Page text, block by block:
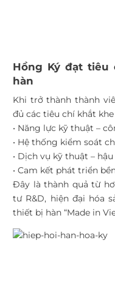
Hồng Ký đạt
hàn
Khi trở thành thành
đủ các tiêu chí khắt khe
• Năng lực kỹ thuật –
• Hệ thống kiểm soát
• Dịch vụ kỹ thuật –
• Cam kết phát triển
Đây là thành quả từ
tư R&D, hiện đại hóa
thiết bị hàn “Made in